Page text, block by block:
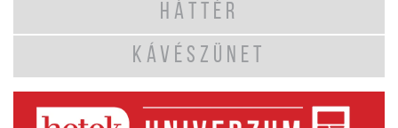
HÁTTÉR
KÁVÉSZÜNET